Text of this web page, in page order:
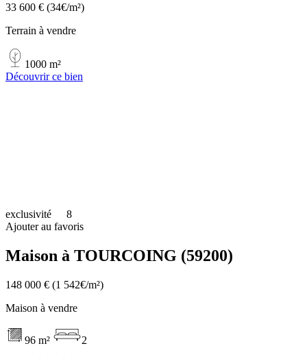
33 600 € (34€/m²)
Terrain à vendre
1000 m²
Découvrir ce bien
exclusivité
8
Ajouter au favoris
Maison à TOURCOING (59200)
148 000 € (1 542€/m²)
Maison à vendre
96 m²
2